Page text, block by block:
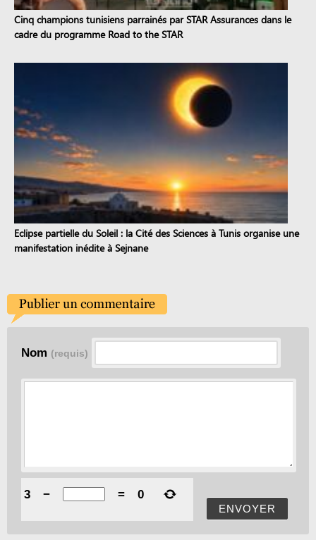
Cinq champions tunisiens parrainés par STAR Assurances dans le
cadre du programme Road to the STAR
Eclipse partielle du Soleil : la Cité des Sciences à Tunis organise une
manifestation inédite à Sejnane
Nom (requis)
ENVOYER
3 − = 0